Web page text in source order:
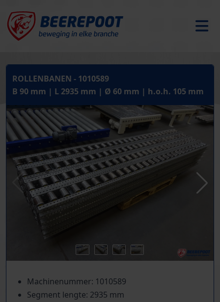
ROLLENBANEN - 1010589
B 90 mm | L 2935 mm | Ø 60 mm | h.o.h. 105 mm
Machinenummer: 1010589
Segment lengte: 2935 mm